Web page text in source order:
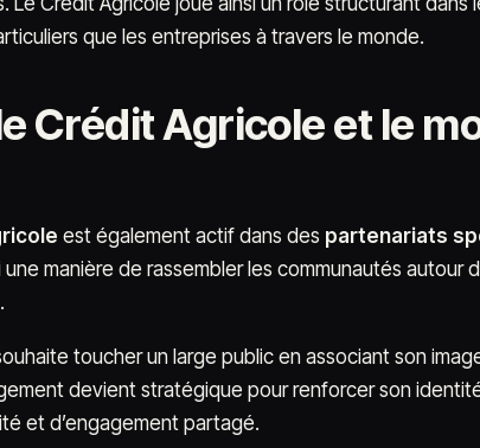
que les entreprises à travers le monde.
Crédit Agricole et le
est également actif dans des partenariats
manière de rassembler les communautés autour
toucher un large public en associant son
devient stratégique pour renforcer son
et d’engagement partagé.